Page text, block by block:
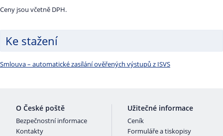
Ceny jsou včetně DPH.
Ke stažení
Smlouva – automatické zasílání ověřených výstupů z ISVS
O České poště
Bezpečnostní informace
Kontakty
Užitečné informace
Ceník
Formuláře a tiskopisy